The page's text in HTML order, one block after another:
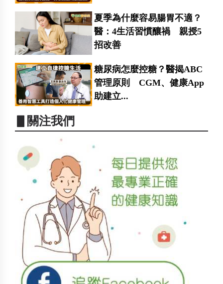
夏季為什麼容易腸胃不適？
醫：4生活習慣釀禍 親授5
招改善
糖尿病怎麼控糖？醫揭ABC
管理原則 CGM、健康App
助建立...
▋關注我們